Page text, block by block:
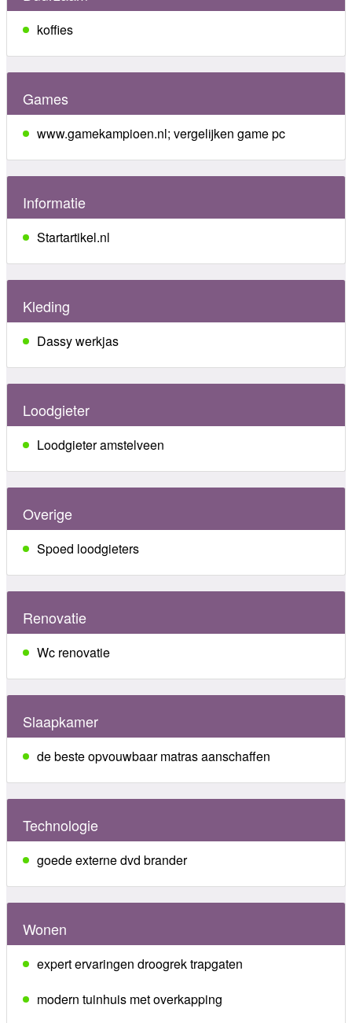
koffies
Games
www.gamekampioen.nl; vergelijken game pc
Informatie
Startartikel.nl
Kleding
Dassy werkjas
Loodgieter
Loodgieter amstelveen
Overige
Spoed loodgieters
Renovatie
Wc renovatie
Slaapkamer
de beste opvouwbaar matras aanschaffen
Technologie
goede externe dvd brander
Wonen
expert ervaringen droogrek trapgaten
modern tuinhuis met overkapping